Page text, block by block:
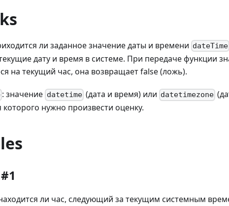
ли заданное значение даты и времени dateTime
дату и время в системе. При передаче функции
на текущий час, она возвращает false (ложь).
: значение datetime(дата и время) или datetimezone
которого нужно произвести оценку.
ли час, следующий за текущим системным